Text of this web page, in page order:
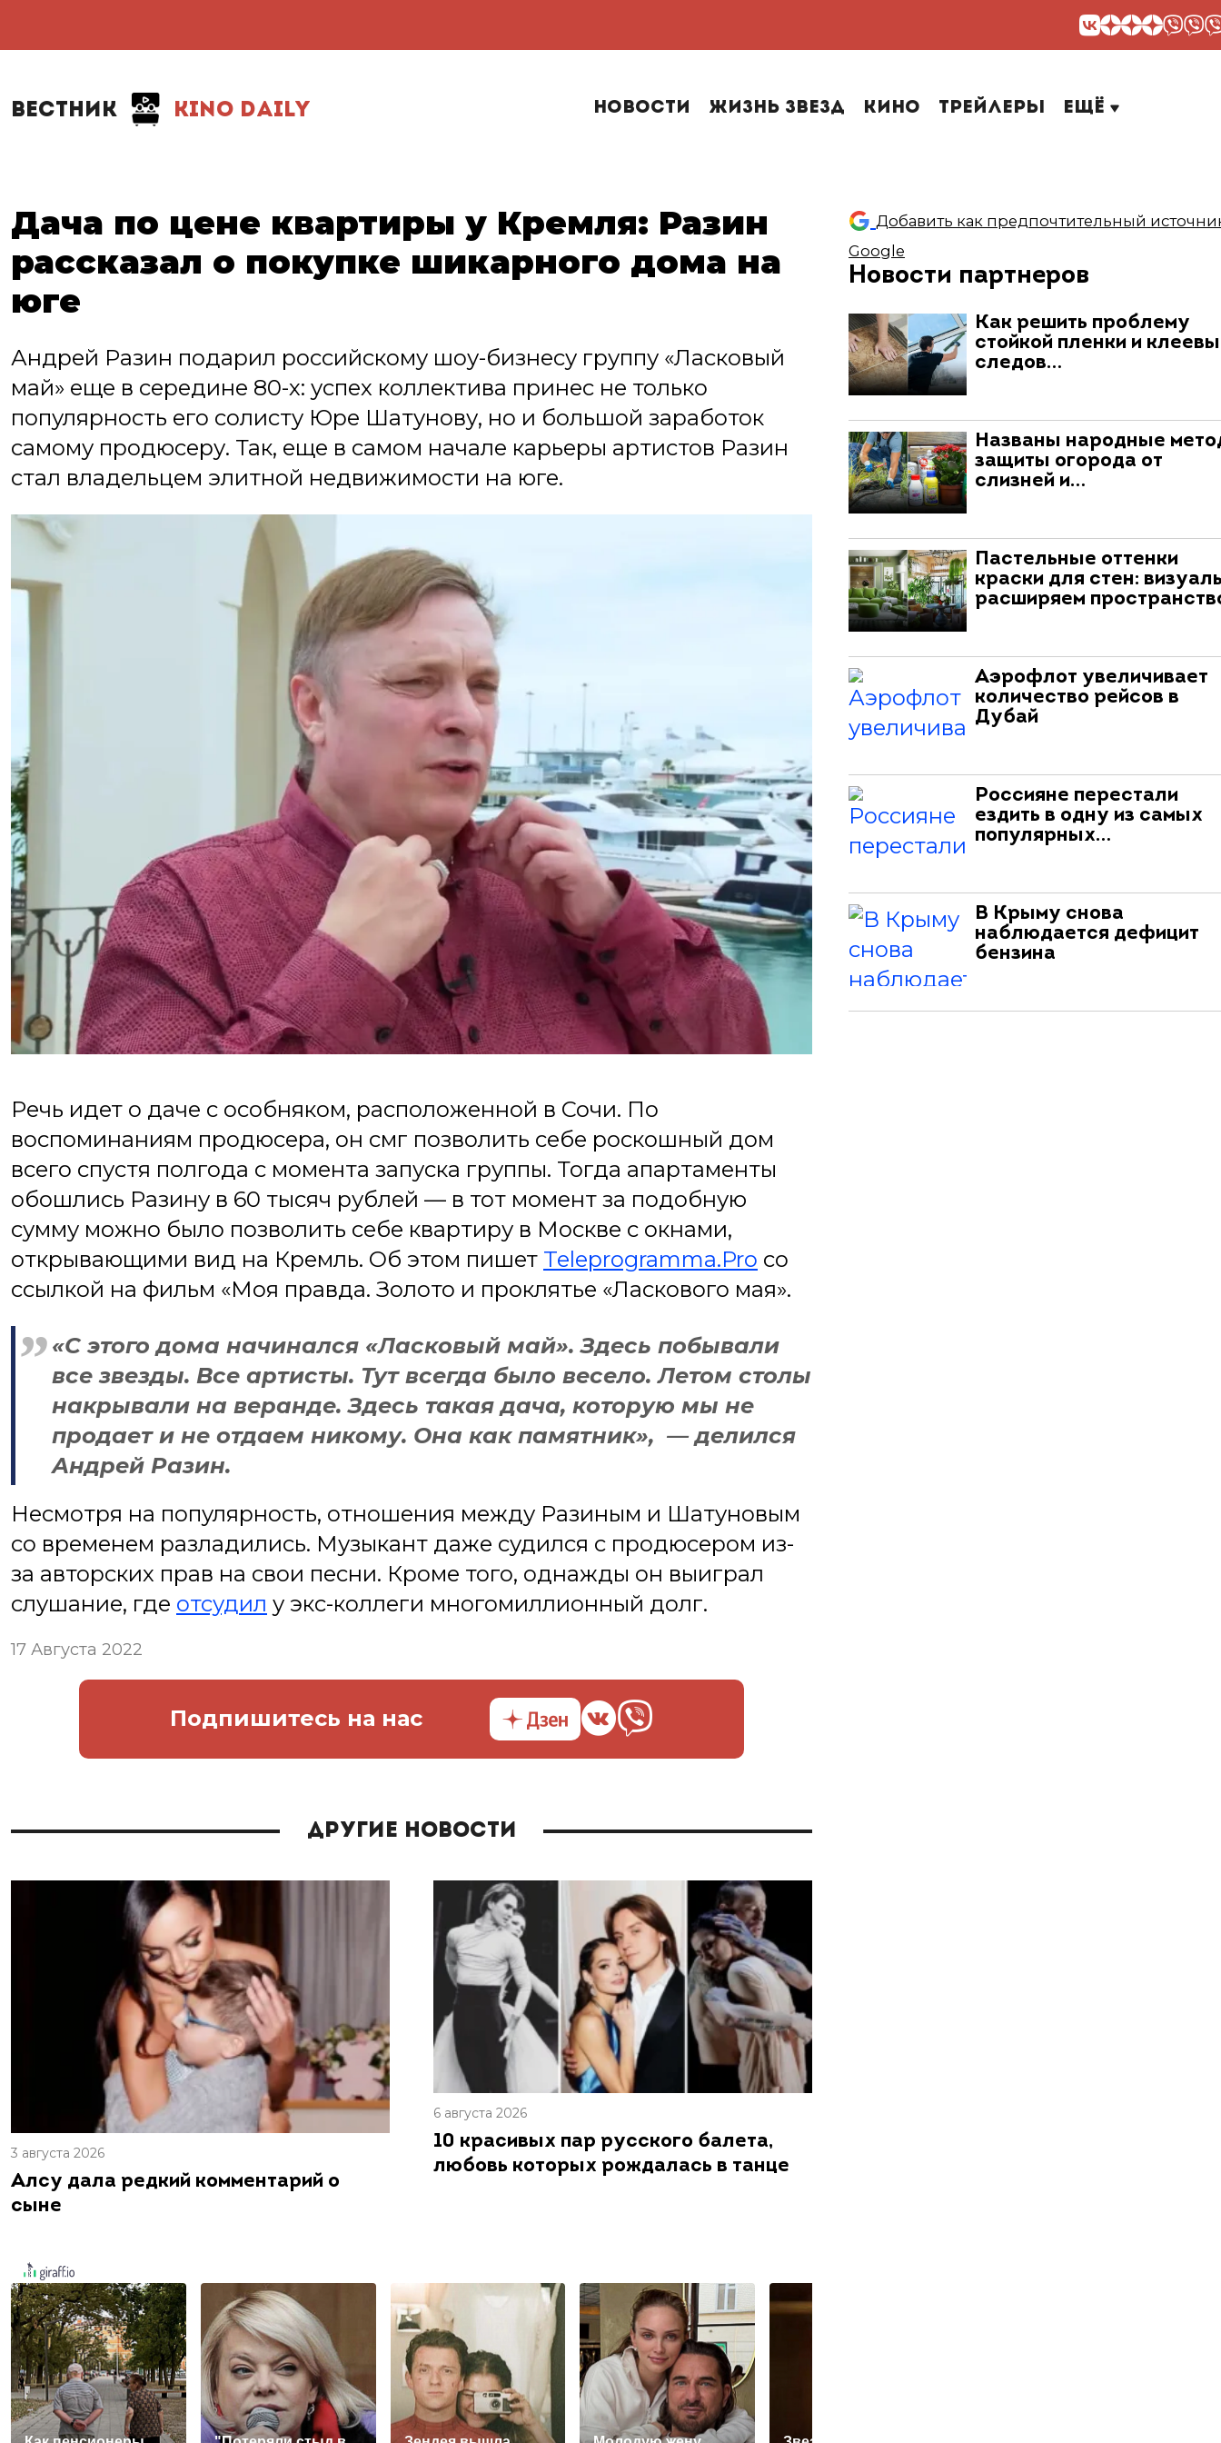
ВЕСТНИК KINO DAILY Новости Жизнь звезд Кино Трейлеры Ещё
Дача по цене квартиры у Кремля: Разин
рассказал о покупке шикарного дома на
юге
Андрей Разин подарил российскому шоу-бизнесу группу «Ласковый
май» еще в середине 80-х: успех коллектива принес не только
популярность его солисту Юре Шатунову, но и большой заработок
самому продюсеру. Так, еще в самом начале карьеры артистов Разин
стал владельцем элитной недвижимости на юге.
Речь идет о даче с особняком, расположенной в Сочи. По
воспоминаниям продюсера, он смг позволить себе роскошный дом
всего спустя полгода с момента запуска группы. Тогда апартаменты
обошлись Разину в 60 тысяч рублей — в тот момент за подобную
сумму можно было позволить себе квартиру в Москве с окнами,
открывающими вид на Кремль. Об этом пишет Teleprogramma.Pro со
ссылкой на фильм «Моя правда. Золото и проклятье «Ласкового мая».
«С этого дома начинался «Ласковый май». Здесь побывали
все звезды. Все артисты. Тут всегда было весело. Летом столы
накрывали на веранде. Здесь такая дача, которую мы не
продает и не отдаем никому. Она как памятник», — делился
Андрей Разин.
Несмотря на популярность, отношения между Разиным и Шатуновым
со временем разладились. Музыкант даже судился с продюсером из-
за авторских прав на свои песни. Кроме того, однажды он выиграл
слушание, где отсудил у экс-коллеги многомиллионный долг.
17 Августа 2022
Подпишитесь на нас
Другие новости
3 августа 2026
Алсу дала редкий комментарий о
сыне
6 августа 2026
10 красивых пар русского балета,
любовь которых рождалась в танце
Добавить как предпочтительный
Google
Новости партнеров
Как решить проблему
стойкой пленки и
следов…
Названы народные
защиты огорода от
слизней и…
Пастельные оттенки
краски для стен:
расширяем
Аэрофлот увеличивает
количество рейсов в
Дубай
Россияне перестали
ездить в одну из самых
популярных…
В Крыму снова
наблюдается дефицит
бензина